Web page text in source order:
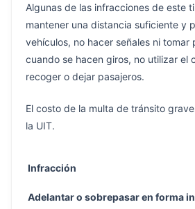
Algunas de las infracciones de este
mantener una distancia suficiente y
vehículos, no hacer señales ni tomar
cuando se hacen giros, no utilizar el
recoger o dejar pasajeros.
El costo de la multa de tránsito
la UIT.
Infracción
Adelantar o sobrepasar en forma